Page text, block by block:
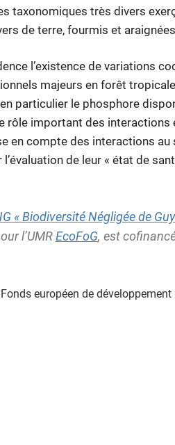
taxonomiques très divers
de terre, fourmis et
l’existence de variations
majeurs en forêt
particulier le phosphore
rôle important des interactions
en compte des interactions
de leur « état de
« Biodiversité Négligée de
l’UMREcoFoG, est
Fonds européen de